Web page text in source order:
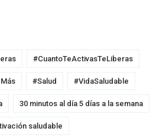
#CuantoTeActivasTeLiberas
#Salud #VidaSaludable
30 minutos al día 5 días a la semana
saludable